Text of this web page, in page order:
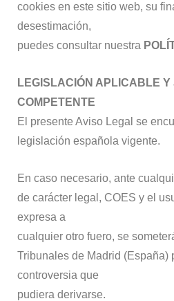
cookies en este sitio web, su
desestimación,
puedes consultar nuestra
LEGISLACIÓN APLICABLE Y
COMPETENTE
El presente Aviso Legal se
legislación española vigente.
En caso necesario, ante
de carácter legal, COES y el
expresa a
cualquier otro fuero, se
Tribunales de Madrid (España)
controversia que
pudiera derivarse.